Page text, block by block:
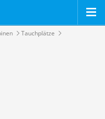
Tauchplätze